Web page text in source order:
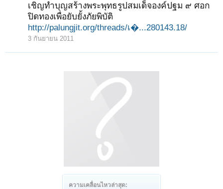
ความเคลื่อนไหวล่าสุด:
เชิญทำบุญสร้างพระพุทธรูปสมเด็จองค์ปฐม ๙ ศอก
ปิดทองเพื่อยับยั้งภัยพิบัติ
http://palungjit.org/threads/เ�...280143.18/
3 กันยายน 2011